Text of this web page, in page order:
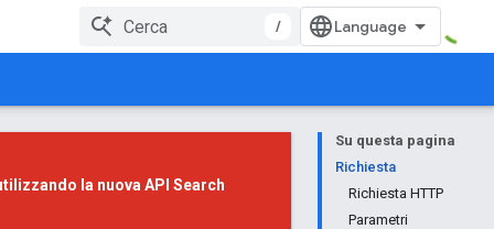
/
Su questa pagina
Richiesta
Richiesta HTTP
Parametri
la nuova API Search